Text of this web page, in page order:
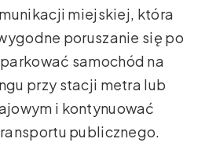
miejskiej, która
poruszanie się po
samochód na
przy stacji metra lub
i kontynuować
publicznego.